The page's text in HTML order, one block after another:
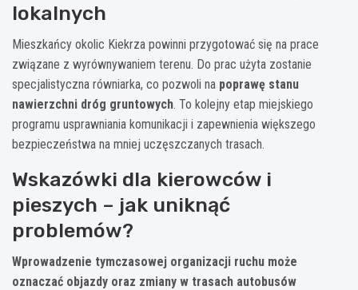
lokalnych
Mieszkańcy okolic Kiekrza powinni przygotować się na prace
związane z wyrównywaniem terenu. Do prac użyta zostanie
specjalistyczna równiarka, co pozwoli na poprawę stanu
nawierzchni dróg gruntowych. To kolejny etap miejskiego
programu usprawniania komunikacji i zapewnienia większego
bezpieczeństwa na mniej uczęszczanych trasach.
Wskazówki dla kierowców i
pieszych – jak uniknąć
problemów?
Wprowadzenie tymczasowej organizacji ruchu może
oznaczać objazdy oraz zmiany w trasach autobusów